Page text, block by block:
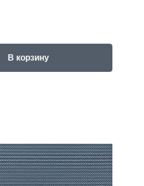
В корзину